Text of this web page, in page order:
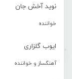
نوید آخش جان
خواننده
ایوب گلزاری
آهنگساز و خواننده